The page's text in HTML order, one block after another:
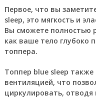
Первое, что вы
sleep, это мягкость и
Вы сможете полностью
как ваше тело глубоко
топпера.
Топпер blue sleep
вентиляцией, что
циркулировать,